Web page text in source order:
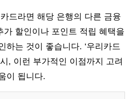
드라면 해당 은행의 다른 금융
가 할인이나 포인트 적립 혜택을
하는 것이 좋습니다. ‘우리카드
, 이런 부가적인 이점까지 고려
이 됩니다.